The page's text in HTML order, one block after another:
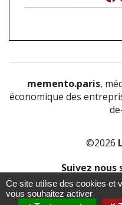
memento.paris,
économique des
©2026
Suivez nous
À propos-Notice légale
Ce site utilise des cookies et
vous souhaitez activer